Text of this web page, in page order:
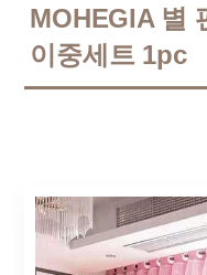
MOHEGIA 별
이중세트 1pc